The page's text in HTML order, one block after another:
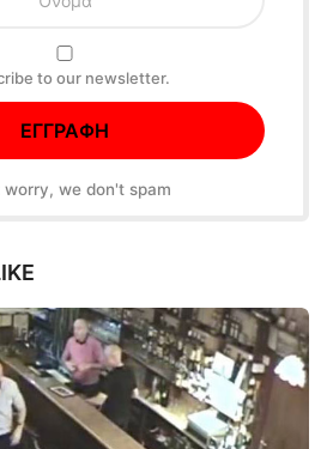
to our newsletter.
worry, we don't spam